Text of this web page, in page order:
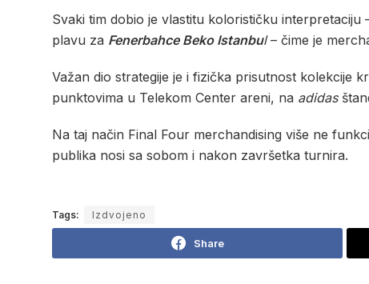
Svaki tim dobio je vlastitu kolorističku interpretaciju
plavu za Fenerbahce Beko Istanbul– čime je
Važan dio strategije je i fizička prisutnost kolekcije
punktovima u Telekom Center areni, na adidas
Na taj način Final Four merchandising više ne
publika nosi sa sobom i nakon završetka turnira.
Tags: Izdvojeno
Share